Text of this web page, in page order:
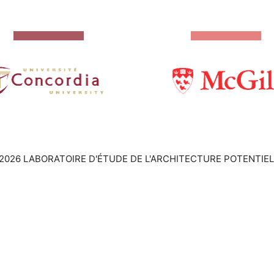
LABORATOIRE D'ÉTUDE DE L'ARCHITECTURE